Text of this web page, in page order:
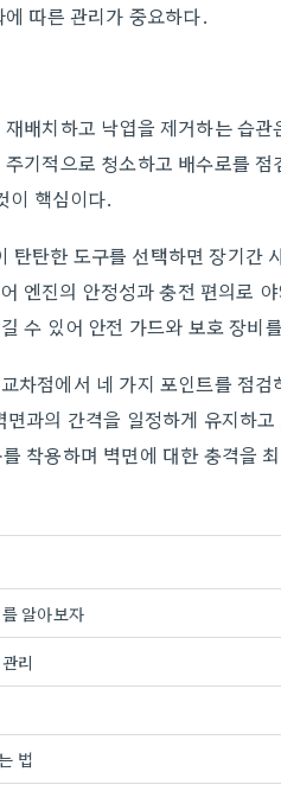
따른 관리가 중요하다.
배치하고 낙엽을 제거하는 습
기적으로 청소하고 배수로를
이 핵심이다.
탄탄한 도구를 선택하면 장기간
엔진의 안정성과 충전 편의로
수 있어 안전 가드와 보호 장비
차점에서 네 가지 포인트를 점
과의 간격을 일정하게 유지하
착용하며 벽면에 대한 충격을
알아보자
리
법